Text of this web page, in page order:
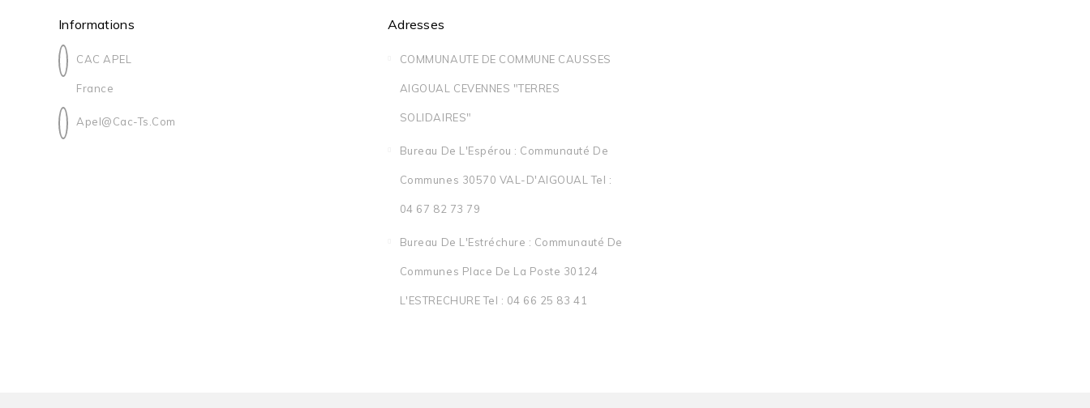
Informations
CAC APEL
France
Apel@cac-Ts.com
Adresses
COMMUNAUTE DE COMMUNE CAUSSES
AIGOUAL CEVENNES "TERRES
SOLIDAIRES"
Bureau De L'Espérou : Communauté De
Communes 30570 VAL-D'AIGOUAL Tel :
04 67 82 73 79
Bureau De L'Estréchure : Communauté De
Communes Place De La Poste 30124
L'ESTRECHURE Tel : 04 66 25 83 41